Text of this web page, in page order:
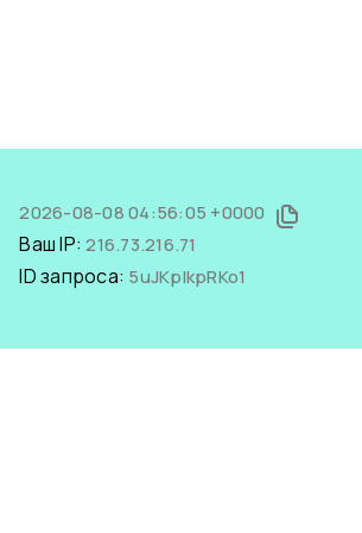
2026-08-08 04:56:05 +0000
Ваш IP:216.73.216.71
ID запроса: 5uJKplkpRKo1